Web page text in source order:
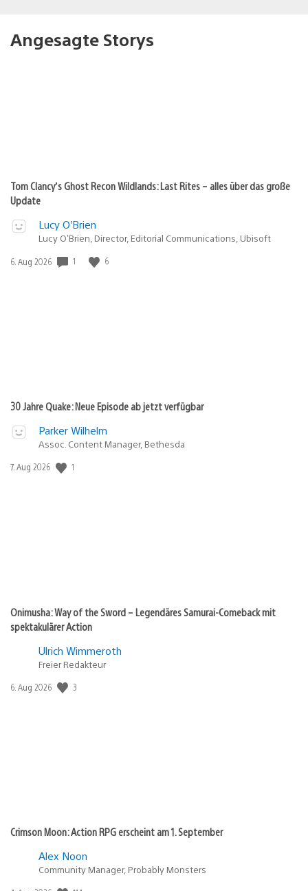
Angesagte Storys
Tom Clancy’s Ghost Recon Wildlands: Last Rites – alles über das große
Update
Lucy O’Brien
Lucy O’Brien, Director, Editorial Communications, Ubisoft
Veröffentlichungsdatum:
6. Aug 2026 1 6
30 Jahre Quake: Neue Episode ab jetzt verfügbar
Parker Wilhelm
Assoc. Content Manager, Bethesda
Veröffentlichungsdatum:
7. Aug 2026 1
Onimusha: Way of the Sword – Legendäres Samurai-Comeback mit
spektakulärer Action
Ulrich Wimmeroth
Freier Redakteur
Veröffentlichungsdatum:
6. Aug 2026 3
Crimson Moon: Action RPG erscheint am 1. September
Alex Noon
Community Manager, Probably Monsters